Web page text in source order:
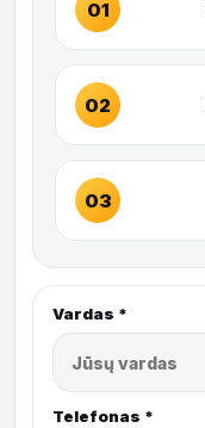
01
02
03
Vardas *
Telefonas *